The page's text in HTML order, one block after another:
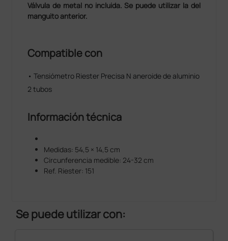
Válvula de metal no incluida. Se puede utilizar la del
manguito anterior.
Compatible con
• Tensiómetro Riester Precisa N aneroide de aluminio
2 tubos
Información técnica
Medidas: 54,5 × 14,5 cm
Circunferencia medible: 24-32 cm
Ref. Riester: 151
Se puede utilizar con: